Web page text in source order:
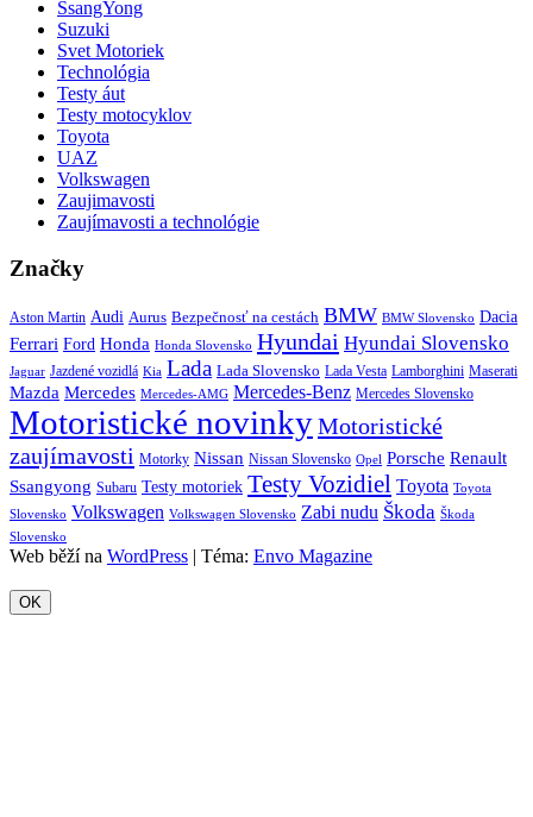
SsangYong
Suzuki
Svet Motoriek
Technológia
Testy áut
Testy motocyklov
Toyota
UAZ
Volkswagen
Zaujimavosti
Zaujímavosti a technológie
Značky
Aston Martin Audi Aurus Bezpečnosť na cestách BMW BMW Slovensko Dacia
Ferrari Ford Honda Honda Slovensko Hyundai Hyundai Slovensko
Jaguar Jazdené vozidlá Kia Lada Lada Slovensko Lada Vesta Lamborghini Maserati
Mazda Mercedes Mercedes-AMG Mercedes-Benz Mercedes Slovensko
Motoristické novinkyMotoristické
zaujímavosti Motorky Nissan Nissan Slovensko Opel Porsche Renault
Ssangyong Subaru Testy motoriek Testy Vozidiel Toyota Toyota
Slovensko Volkswagen Volkswagen Slovensko Zabi nudu Škoda Škoda
Slovensko
Web běží na WordPress | Téma: Envo Magazine
OK